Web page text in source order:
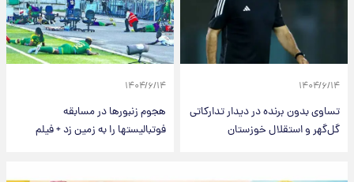
۱۴۰۴/۶/۱۴
تساوی بدون برنده در دیدار تدارکاتی
گل‌گهر و استقلال خوزستان
۱۴۰۴/۶/۱۴
هجوم زنبورها در مسابقه
فوتبالیستها را به زمین زد + فیلم